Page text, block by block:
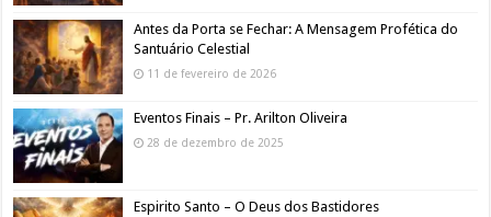
Antes da Porta se Fechar: A Mensagem Profética do
Santuário Celestial
11 de fevereiro de 2026
Eventos Finais – Pr. Arilton Oliveira
28 de dezembro de 2025
Espirito Santo – O Deus dos Bastidores